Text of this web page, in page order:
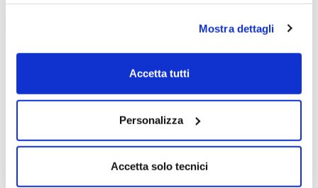
Mostra dettagli
Accetta tutti
Personalizza
Accetta solo tecnici
articoli Free!
Registratigratuitamentee avrai
per 7 giorni!